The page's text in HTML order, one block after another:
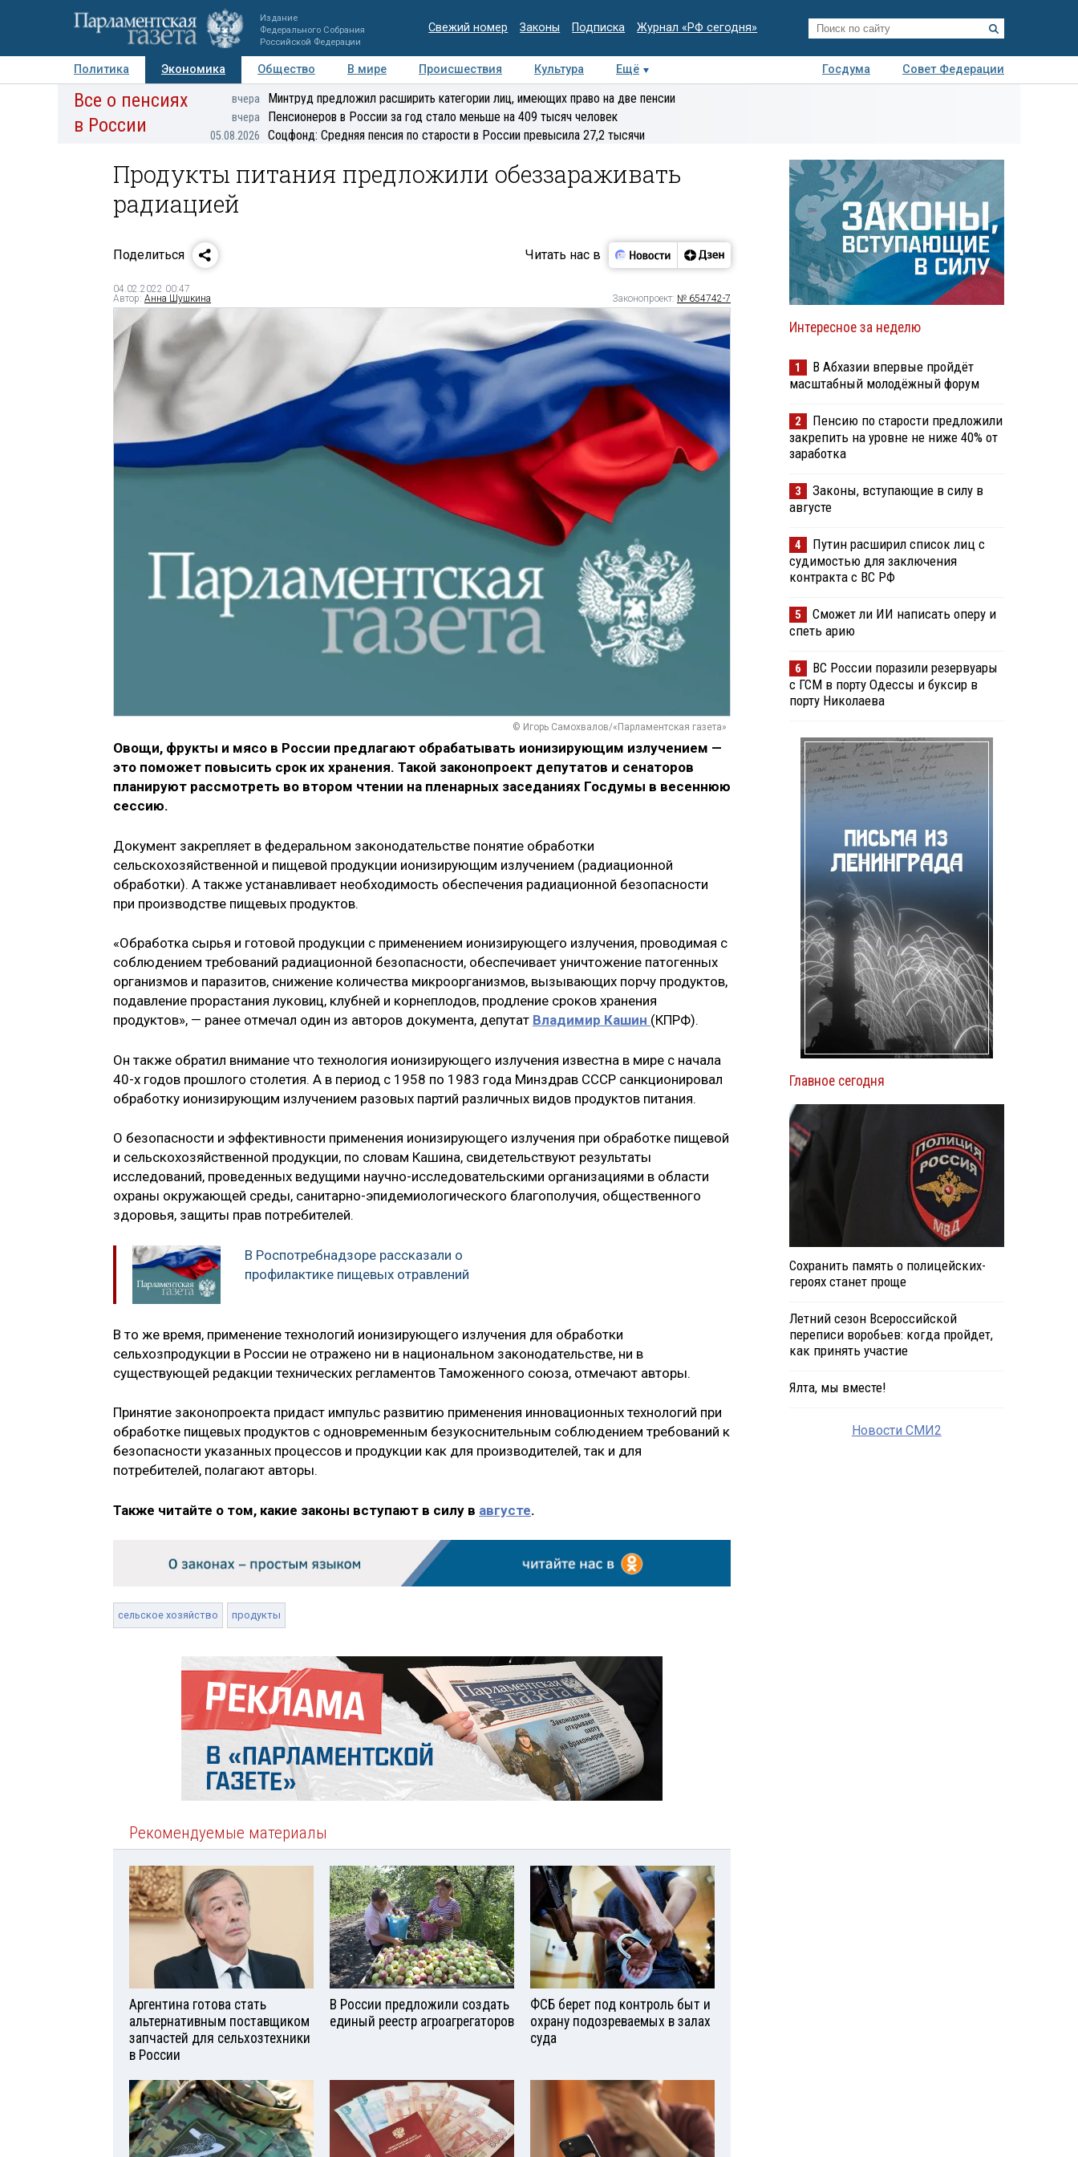
Издание
Федерального Собрания
Российской Федерации
Свежий номер Законы Подписка Журнал «РФ сегодня»
Политика Экономика Общество В мире Происшествия Культура Ещё Госдума
Совет Федерации
Авторы Персоны Мнения Регионы Медиацентр Интервью Колумнисты
Деловая
Все о пенсиях
в России
вчера Минтруд предложил расширить категории лиц, имеющих право на две пенсии
вчера Пенсионеров в России за год стало меньше на 409 тысяч человек
05.08.2026 Соцфонд: Средняя пенсия по старости в России превысила 27,2 тысячи
Продукты питания предложили обеззараживать
радиацией
Поделиться Читать нас в
04.02.2022 00:47
Автор: Анна Шушкина Законопроект: № 654742-7
© Игорь Самохвалов/«Парламентская газета»
Овощи, фрукты и мясо в России предлагают обрабатывать ионизирующим излучением —
это поможет повысить срок их хранения. Такой законопроект депутатов и сенаторов
планируют рассмотреть во втором чтении на пленарных заседаниях Госдумы в весеннюю
сессию.
Документ закрепляет в федеральном законодательстве понятие обработки
сельскохозяйственной и пищевой продукции ионизирующим излучением (радиационной
обработки). А также устанавливает необходимость обеспечения радиационной безопасности
при производстве пищевых продуктов.
«Обработка сырья и готовой продукции с применением ионизирующего излучения, проводимая с
соблюдением требований радиационной безопасности, обеспечивает уничтожение патогенных
организмов и паразитов, снижение количества микроорганизмов, вызывающих порчу продуктов,
подавление прорастания луковиц, клубней и корнеплодов, продление сроков хранения
продуктов», — ранее отмечал один из авторов документа, депутат Владимир Кашин (КПРФ).
Он также обратил внимание что технология ионизирующего излучения известна в мире с начала
40-х годов прошлого столетия. А в период с 1958 по 1983 года Минздрав СССР санкционировал
обработку ионизирующим излучением разовых партий различных видов продуктов питания.
О безопасности и эффективности применения ионизирующего излучения при обработке пищевой
и сельскохозяйственной продукции, по словам Кашина, свидетельствуют результаты
исследований, проведенных ведущими научно-исследовательскими организациями в области
охраны окружающей среды, санитарно-эпидемиологического благополучия, общественного
здоровья, защиты прав потребителей.
В Роспотребнадзоре рассказали о
профилактике пищевых отравлений
В то же время, применение технологий ионизирующего излучения для обработки
сельхозпродукции в России не отражено ни в национальном законодательстве, ни в
существующей редакции технических регламентов Таможенного союза, отмечают авторы.
Принятие законопроекта придаст импульс развитию применения инновационных технологий при
обработке пищевых продуктов с одновременным безукоснительным соблюдением требований к
безопасности указанных процессов и продукции как для производителей, так и для
потребителей, полагают авторы.
Также читайте о том, какие законы вступают в силу в августе.
сельское хозяйство продукты
Рекомендуемые материалы
Аргентина готова стать
альтернативным поставщиком
запчастей для сельхозтехники
в России
В России предложили создать
единый реестр агроагрегаторов
ФСБ берет под контроль быт и
охрану подозреваемых в залах
суда
Интересное за неделю
1
В Абхазии впервые пройдёт
масштабный молодёжный форум
2
Пенсию по старости предложили
закрепить на уровне не ниже 40% от
заработка
3
Законы, вступающие в силу в
августе
4
Путин расширил список лиц с
судимостью для заключения
контракта с ВС РФ
5
Сможет ли ИИ написать оперу и
спеть арию
6
ВС России поразили резервуары
с ГСМ в порту Одессы и буксир в
порту Николаева
Главное сегодня
Сохранить память о полицейских-
героях станет проще
Летний сезон Всероссийской
переписи воробьев: когда пройдет,
как принять участие
Ялта, мы вместе!
Новости СМИ2